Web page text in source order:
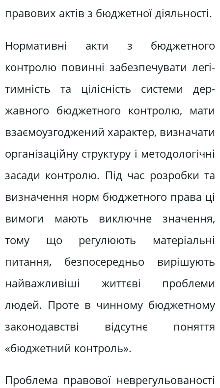
правових актів з бюджетної діяль­ності.
Нормативні акти з бюджетного
контролю повинні забезпечувати легі-
тимність та цілісність системи дер­
жавного бюджетного контролю, мати
взаємоузгоджений характер, визнача­ти
організаційну структуру і методо­логічні
засади контролю. Під час роз­робки та
визначення норм бюджетно­го права ці
вимоги мають виключне значення,
тому що регулюють ма­теріальні
питання, безпосередньо вирішують
найважливіші життєві проблеми
людей. Проте в чинному бюджетному
законодавстві відсутнє поняття
«бюджетний контроль».
Проблема правової неврегульованості